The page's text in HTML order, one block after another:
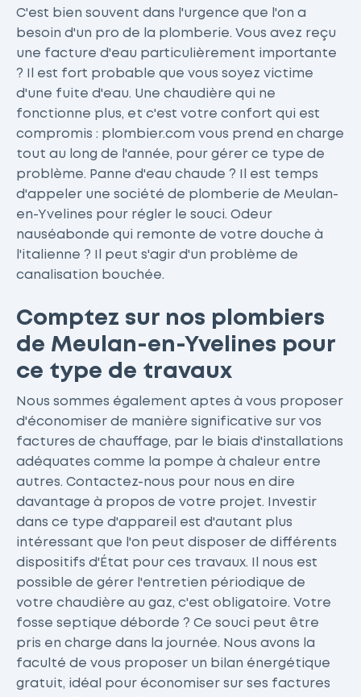
C'est bien souvent dans l'urgence que l'on a
besoin d'un pro de la plomberie. Vous avez reçu
une facture d'eau particulièrement importante
? Il est fort probable que vous soyez victime
d'une fuite d'eau. Une chaudière qui ne
fonctionne plus, et c'est votre confort qui est
compromis : plombier.com vous prend en charge
tout au long de l'année, pour gérer ce type de
problème. Panne d'eau chaude ? Il est temps
d'appeler une société de plomberie de Meulan-
en-Yvelines pour régler le souci. Odeur
nauséabonde qui remonte de votre douche à
l'italienne ? Il peut s'agir d'un problème de
canalisation bouchée.
Comptez sur nos plombiers
de Meulan-en-Yvelines pour
ce type de travaux
Nous sommes également aptes à vous proposer
d'économiser de manière significative sur vos
factures de chauffage, par le biais d'installations
adéquates comme la pompe à chaleur entre
autres. Contactez-nous pour nous en dire
davantage à propos de votre projet. Investir
dans ce type d'appareil est d'autant plus
intéressant que l'on peut disposer de différents
dispositifs d'État pour ces travaux. Il nous est
possible de gérer l'entretien périodique de
votre chaudière au gaz, c'est obligatoire. Votre
fosse septique déborde ? Ce souci peut être
pris en charge dans la journée. Nous avons la
faculté de vous proposer un bilan énergétique
gratuit, idéal pour économiser sur ses factures